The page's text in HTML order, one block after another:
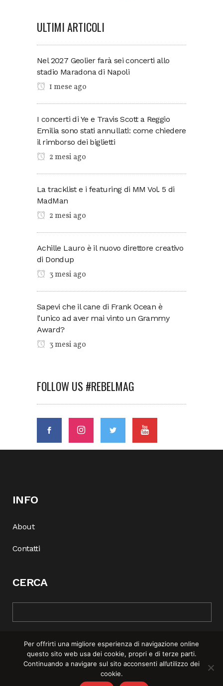
ULTIMI ARTICOLI
Nel 2027 Geolier farà sei concerti allo
stadio Maradona di Napoli
1 mese ago
I concerti di Ye e Travis Scott a Reggio
Emilia sono stati annullati: come chiedere
il rimborso dei biglietti
2 mesi ago
La tracklist e i featuring di MM Vol. 5 di
MadMan
2 mesi ago
Achille Lauro è il nuovo direttore creativo
di Dondup
3 mesi ago
Sapevi che il cane di Frank Ocean è
l’unico ad aver mai vinto un Grammy
Award?
3 mesi ago
FOLLOW US #REBELMAG
INFO
About
Contatti
CERCA
© COPYRIGHT 2025 | REBEL MAG —
Per offrirti una migliore esperienza di navigazione online
questo sito web usa dei cookie, propri e di terze parti.
Continuando a navigare sul sito acconsenti all’utilizzo dei
cookie.